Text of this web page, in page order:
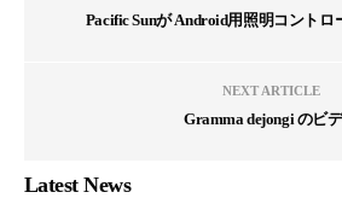
Pacific Sunが Android用照明コントロ
NEXT ARTICLE
Gramma dejongi のビ
Latest News